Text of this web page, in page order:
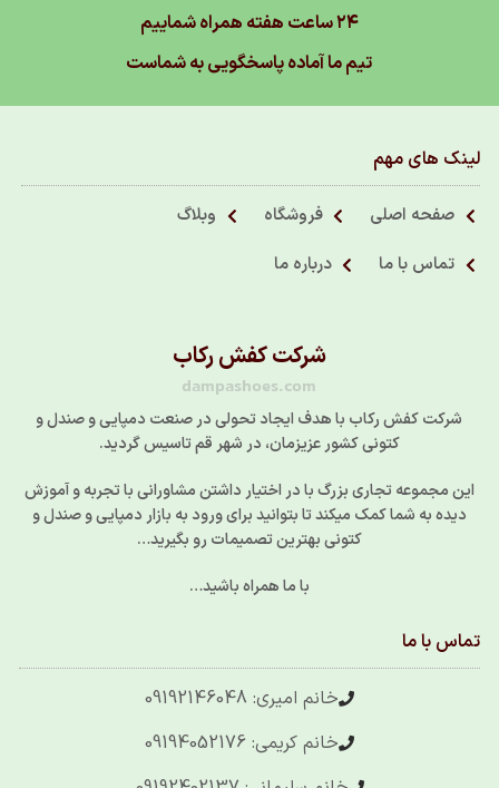
۲۴ ساعت هفته همراه شماییم
تیم ما آماده پاسخگویی به شماست
لینک های مهم
صفحه اصلی فروشگاه
وبلاگ
تماس با ما
درباره ما
شرکت کفش رکاب
dampashoes.com
شرکت کفش رکاب با هدف ایجاد تحولی در صنعت دمپایی و صندل و
کتونی کشور عزیزمان، در شهر قم تاسیس گردید.
این مجموعه تجاری بزرگ با در اختیار داشتن مشاورانی با تجربه و آموزش
دیده به شما کمک میکند تا بتوانید برای ورود به بازار دمپایی و صندل و
کتونی بهترین تصمیمات رو بگیرید…
با ما همراه باشید…
تماس با ما
خانم امیری: 09192146048
خانم کریمی: 09194052176